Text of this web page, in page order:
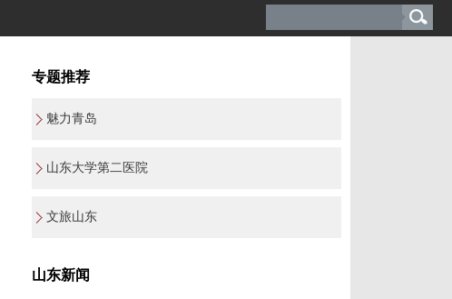
专题推荐
魅力青岛
山东大学第二医院
文旅山东
山东新闻